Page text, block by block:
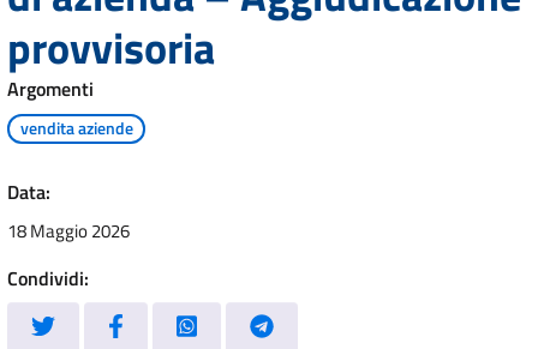
provvisoria
Argomenti
vendita aziende
Data:
18 Maggio 2026
Condividi: